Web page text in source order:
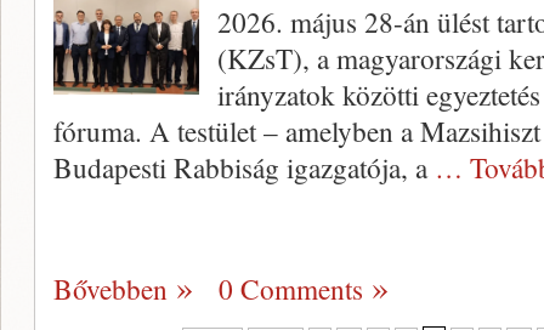
2026. május 28-án ülést
(KZsT), a magyarországi
irányzatok közötti
fóruma. A testület – amelyben a
Budapesti Rabbiság igazgatója, a …
Bővebben 0 Comments